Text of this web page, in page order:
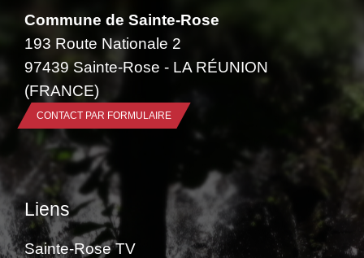
Commune de Sainte-Rose
193 Route Nationale 2
97439 Sainte-Rose - LA RÉUNION
(FRANCE)
CONTACT PAR FORMULAIRE
Liens
Sainte-Rose TV